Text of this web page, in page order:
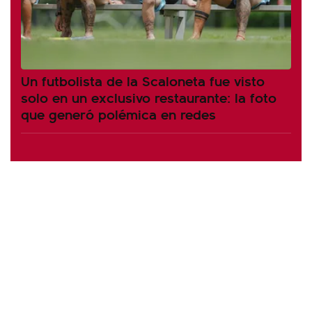
Un futbolista de la Scaloneta fue visto
solo en un exclusivo restaurante: la foto
que generó polémica en redes